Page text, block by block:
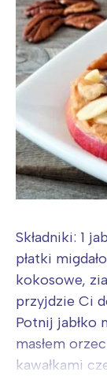
Składniki: 1
płatki
kokosowe,
przyjdzie Ci
Potnij jabłko
masłem
kawałkami
Łódź